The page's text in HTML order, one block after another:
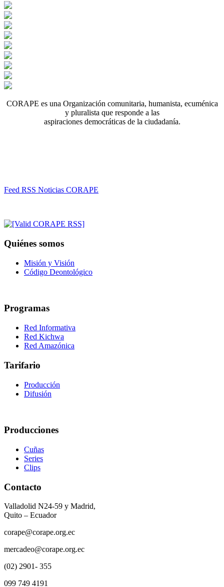
CORAPE es una Organización comunitaria, humanista, ecuménica
y pluralista que responde a las
aspiraciones democráticas de la ciudadanía.
Feed RSS Noticias CORAPE
Quiénes somos
Misión y Visión
Código Deontológico
Programas
Red Informativa
Red Kichwa
Red Amazónica
Tarifario
Producción
Difusión
Producciones
Cuñas
Series
Clips
Contacto
Valladolid N24-59 y Madrid,
Quito – Ecuador
corape@corape.org.ec
mercadeo@corape.org.ec
(02) 2901- 355
099 749 4191